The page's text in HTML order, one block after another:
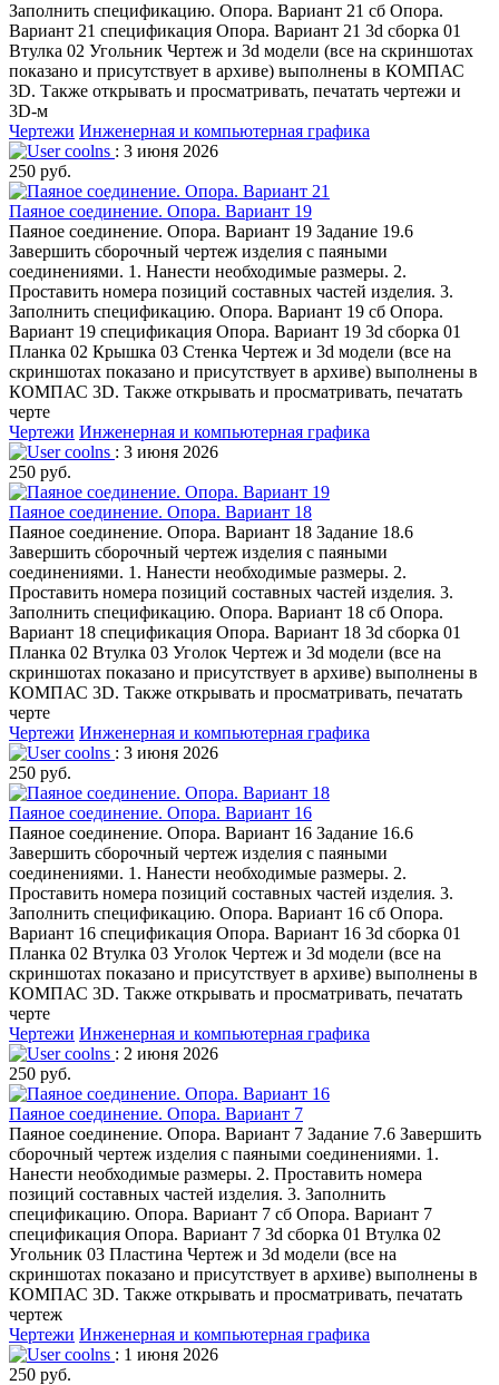
Заполнить спецификацию. Опора. Вариант 21 сб Опора.
Вариант 21 спецификация Опора. Вариант 21 3d сборка 01
Втулка 02 Угольник Чертеж и 3d модели (все на скриншотах
показано и присутствует в архиве) выполнены в КОМПАС
3D. Также открывать и просматривать, печатать чертежи и
3D-м
Чертежи Инженерная и компьютерная графика
coolns : 3 июня 2026
250 руб.
Паяное соединение. Опора. Вариант 19
Паяное соединение. Опора. Вариант 19 Задание 19.6
Завершить сборочный чертеж изделия с паяными
соединениями. 1. Нанести необходимые размеры. 2.
Проставить номера позиций составных частей изделия. 3.
Заполнить спецификацию. Опора. Вариант 19 сб Опора.
Вариант 19 спецификация Опора. Вариант 19 3d сборка 01
Планка 02 Крышка 03 Стенка Чертеж и 3d модели (все на
скриншотах показано и присутствует в архиве) выполнены в
КОМПАС 3D. Также открывать и просматривать, печатать
черте
Чертежи Инженерная и компьютерная графика
coolns : 3 июня 2026
250 руб.
Паяное соединение. Опора. Вариант 18
Паяное соединение. Опора. Вариант 18 Задание 18.6
Завершить сборочный чертеж изделия с паяными
соединениями. 1. Нанести необходимые размеры. 2.
Проставить номера позиций составных частей изделия. 3.
Заполнить спецификацию. Опора. Вариант 18 сб Опора.
Вариант 18 спецификация Опора. Вариант 18 3d сборка 01
Планка 02 Втулка 03 Уголок Чертеж и 3d модели (все на
скриншотах показано и присутствует в архиве) выполнены в
КОМПАС 3D. Также открывать и просматривать, печатать
черте
Чертежи Инженерная и компьютерная графика
coolns : 3 июня 2026
250 руб.
Паяное соединение. Опора. Вариант 16
Паяное соединение. Опора. Вариант 16 Задание 16.6
Завершить сборочный чертеж изделия с паяными
соединениями. 1. Нанести необходимые размеры. 2.
Проставить номера позиций составных частей изделия. 3.
Заполнить спецификацию. Опора. Вариант 16 сб Опора.
Вариант 16 спецификация Опора. Вариант 16 3d сборка 01
Планка 02 Втулка 03 Уголок Чертеж и 3d модели (все на
скриншотах показано и присутствует в архиве) выполнены в
КОМПАС 3D. Также открывать и просматривать, печатать
черте
Чертежи Инженерная и компьютерная графика
coolns : 2 июня 2026
250 руб.
Паяное соединение. Опора. Вариант 7
Паяное соединение. Опора. Вариант 7 Задание 7.6 Завершить
сборочный чертеж изделия с паяными соединениями. 1.
Нанести необходимые размеры. 2. Проставить номера
позиций составных частей изделия. 3. Заполнить
спецификацию. Опора. Вариант 7 сб Опора. Вариант 7
спецификация Опора. Вариант 7 3d сборка 01 Втулка 02
Угольник 03 Пластина Чертеж и 3d модели (все на
скриншотах показано и присутствует в архиве) выполнены в
КОМПАС 3D. Также открывать и просматривать, печатать
чертеж
Чертежи Инженерная и компьютерная графика
coolns : 1 июня 2026
250 руб.